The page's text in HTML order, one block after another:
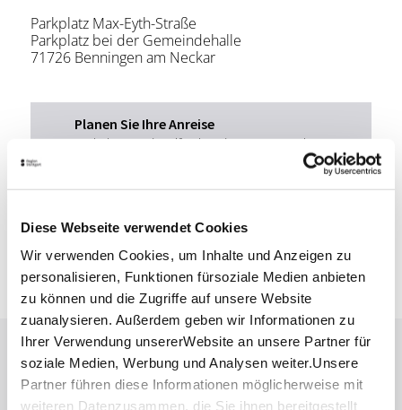
Diese Webseite verwendet Cookies
Wir verwenden Cookies, um Inhalte und Anzeigen zu
personalisieren, Funktionen fürsoziale Medien anbieten
zu können und die Zugriffe auf unsere Website
zuanalysieren. Außerdem geben wir Informationen zu
Ihrer Verwendung unsererWebsite an unsere Partner für
soziale Medien, Werbung und Analysen weiter.Unsere
Partner führen diese Informationen möglicherweise mit
weiteren Datenzusammen, die Sie ihnen bereitgestellt
Parkplatz Max-Eyth-Straße
Parkplatz bei der Gemeindehalle
71726 Benningen am Neckar
Planen Sie Ihre Anreise
Verkehrs- und Tarifverbund Stuttgart GmbH
Deutsche Bahn AG
Google Maps Route
Lassen Sie sich inspirieren!
Mit unserem Newsletter bleiben Sie zu Events,